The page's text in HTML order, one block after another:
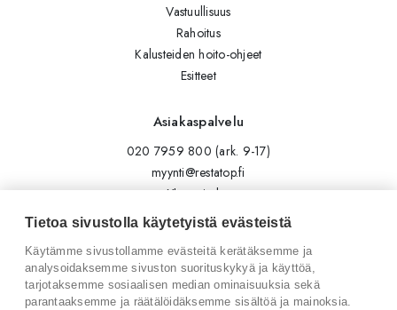
Vastuullisuus
Rahoitus
Kalusteiden hoito-ohjeet
Esitteet
Asiakaspalvelu
020 7959 800 (ark. 9-17)
myynti@restatop.fi
Yhteystiedot
Lähetä viesti
Seuraa meitä
Tilaa uutiskirje
Tietoa sivustolla käytetyistä evästeistä
Käytämme sivustollamme evästeitä kerätäksemme ja
analysoidaksemme sivuston suorituskykyä ja käyttöä,
tarjotaksemme sosiaalisen median ominaisuuksia sekä
parantaaksemme ja räätälöidäksemme sisältöä ja mainoksia.